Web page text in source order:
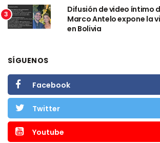
3
Difusión de video íntimo
Marco Antelo expone la
en Bolivia
SÍGUENOS
Facebook
Twitter
Youtube